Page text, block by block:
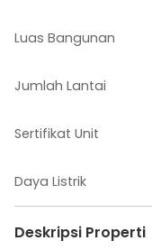
Luas Bangunan
Jumlah Lantai
Sertifikat Unit
Daya Listrik
Deskripsi Properti